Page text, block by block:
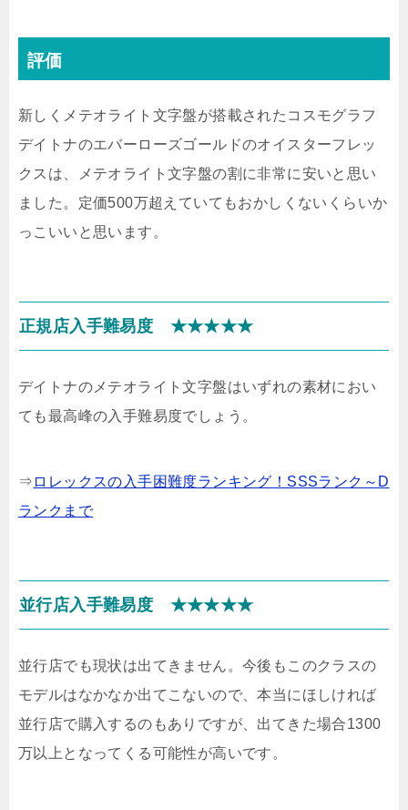
評価
新しくメテオライト文字盤が搭載されたコスモグラフ
デイトナのエバーローズゴールドのオイスターフレッ
クスは、メテオライト文字盤の割に非常に安いと思い
ました。定価500万超えていてもおかしくないくらいか
っこいいと思います。
正規店入手難易度 ★★★★★
デイトナのメテオライト文字盤はいずれの素材におい
ても最高峰の入手難易度でしょう。
⇒ ロレックスの入手困難度ランキング！SSSランク～D
ランクまで
並行店入手難易度 ★★★★★
並行店でも現状は出てきません。今後もこのクラスの
モデルはなかなか出てこないので、本当にほしければ
並行店で購入するのもありですが、出てきた場合1300
万以上となってくる可能性が高いです。